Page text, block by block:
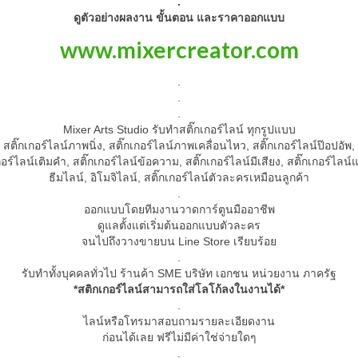
ดูตัวอย่างผลงาน ขั้นตอน และราคาออกแบบ
www.mixercreator.com
Mixer Arts Studio รับทำสติ๊กเกอร์ไลน์ ทุกรูปแบบ
สติ๊กเกอร์ไลน์ภาพนิ่ง, สติ๊กเกอร์ไลน์ภาพเคลื่อนไหว, สติ๊กเกอร์ไลน์ป๊อปอัพ,
อร์ไลน์เติมคำ, สติ๊กเกอร์ไลน์ข้อความ, สติ๊กเกอร์ไลน์มีเสียง, สติ๊กเกอร์ไลน์
ธีมไลน์, อิโมจิไลน์, สติ๊กเกอร์ไลน์ตัวละครเหมือนลูกค้า
ออกแบบโดยทีมงานวาดการ์ตูนมืออาชีพ
ดูแลตั้งแต่เริ่มต้นออกแบบตัวละคร
จนไปถึงวางขายบน Line Store เรียบร้อย
รับทำทั้งบุคคลทั่วไป ร้านค้า SME บริษัท เอกชน หน่วยงาน ภาครัฐ
*สติกเกอร์ไลน์สามารถใส่โลโก้ลงในงานได้*
ไลน์หรือโทรมาสอบถามรายละเอียดงาน
ก่อนได้เลย ฟรีไม่มีค่าใช่จ่ายใดๆ